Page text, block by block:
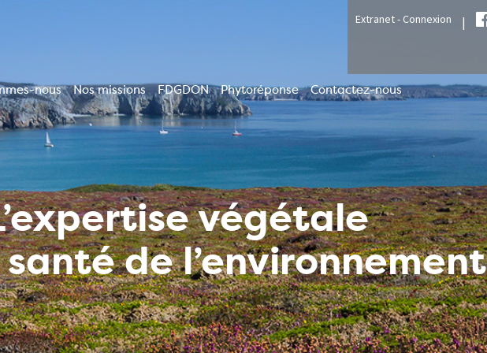
Extranet - Connexion |
nous Nos missions FDGDON Phytoréponse Contactez-nous
végétale
de l’environnement